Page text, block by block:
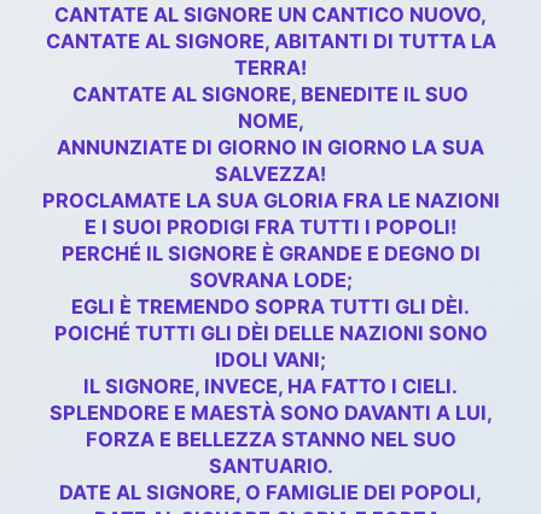
CANTATE AL SIGNORE UN CANTICO NUOVO,
CANTATE AL SIGNORE, ABITANTI DI TUTTA LA
TERRA!
CANTATE AL SIGNORE, BENEDITE IL SUO
NOME,
ANNUNZIATE DI GIORNO IN GIORNO LA SUA
SALVEZZA!
PROCLAMATE LA SUA GLORIA FRA LE NAZIONI
E I SUOI PRODIGI FRA TUTTI I POPOLI!
PERCHÉ IL SIGNORE È GRANDE E DEGNO DI
SOVRANA LODE;
EGLI È TREMENDO SOPRA TUTTI GLI DÈI.
POICHÉ TUTTI GLI DÈI DELLE NAZIONI SONO
IDOLI VANI;
IL SIGNORE, INVECE, HA FATTO I CIELI.
SPLENDORE E MAESTÀ SONO DAVANTI A LUI,
FORZA E BELLEZZA STANNO NEL SUO
SANTUARIO.
DATE AL SIGNORE, O FAMIGLIE DEI POPOLI,